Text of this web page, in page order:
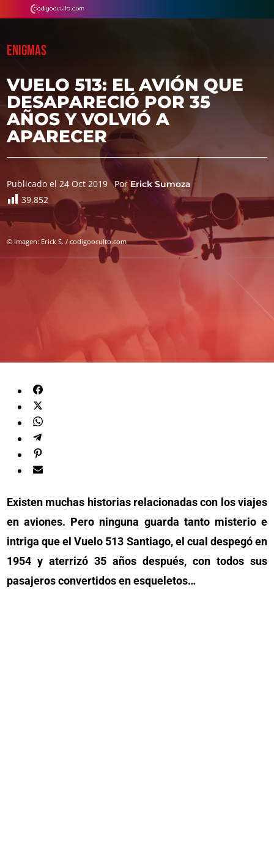
ENIGMAS
VUELO 513: EL AVIÓN QUE
DESAPARECIÓ POR 35
AÑOS Y VOLVIÓ A
APARECER
Publicado el 24 Oct 2019 PorErick Sumoza
39.852
© Imagen: Erick S. / codigooculto.com
Existen muchas historias relacionadas con los viajes
en aviones. Pero ninguna guarda tanto misterio e
intriga que el Vuelo 513 Santiago, el cual despegó en
1954 y aterrizó 35 años después, con todos sus
pasajeros convertidos en esqueletos…